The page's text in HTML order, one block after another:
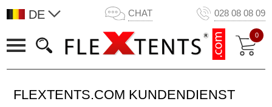
DE CHAT 028 08 08 09
0
FLEXTENTS.COM KUNDENDIENST